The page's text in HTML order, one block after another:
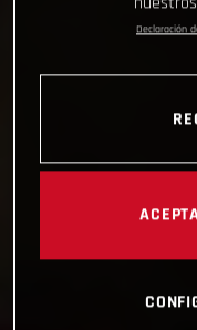
Declaración